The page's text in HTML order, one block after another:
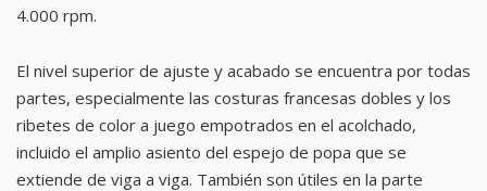
4.000 rpm.
El nivel superior de ajuste y acabado se encuentra por todas
partes, especialmente las costuras francesas dobles y los
ribetes de color a juego empotrados en el acolchado,
incluido el amplio asiento del espejo de popa que se
extiende de viga a viga. También son útiles en la parte